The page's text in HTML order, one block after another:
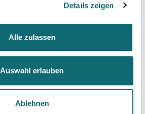
Details zeigen
Alle zulassen
Auswahl erlauben
Ablehnen